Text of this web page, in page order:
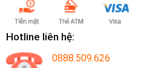
Hotline liên hệ:
0888.509.626